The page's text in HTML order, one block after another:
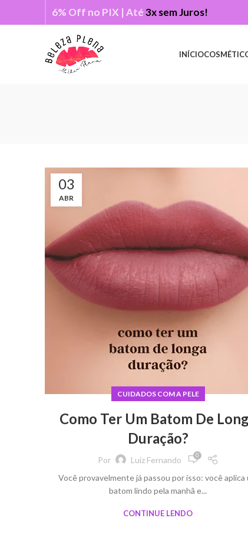
6% Off no PIX | Até3x sem Juros!
INÍCIO
03
ABR
CUIDADOS COM A PELE
Como Ter Um Batom De
Duração?
Por Luiz Fernando 0
Você provavelmente já passou por isso: você aplica
batom lindo pela manhã e...
CONTINUE LENDO